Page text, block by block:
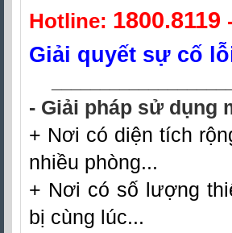
Hotline: 1800.8119
Giải quyết sự cố
- Giải pháp sử dụng
+ Nơi có diện tích
nhiều phòng...
+ Nơi có số lượng
bị cùng lúc...